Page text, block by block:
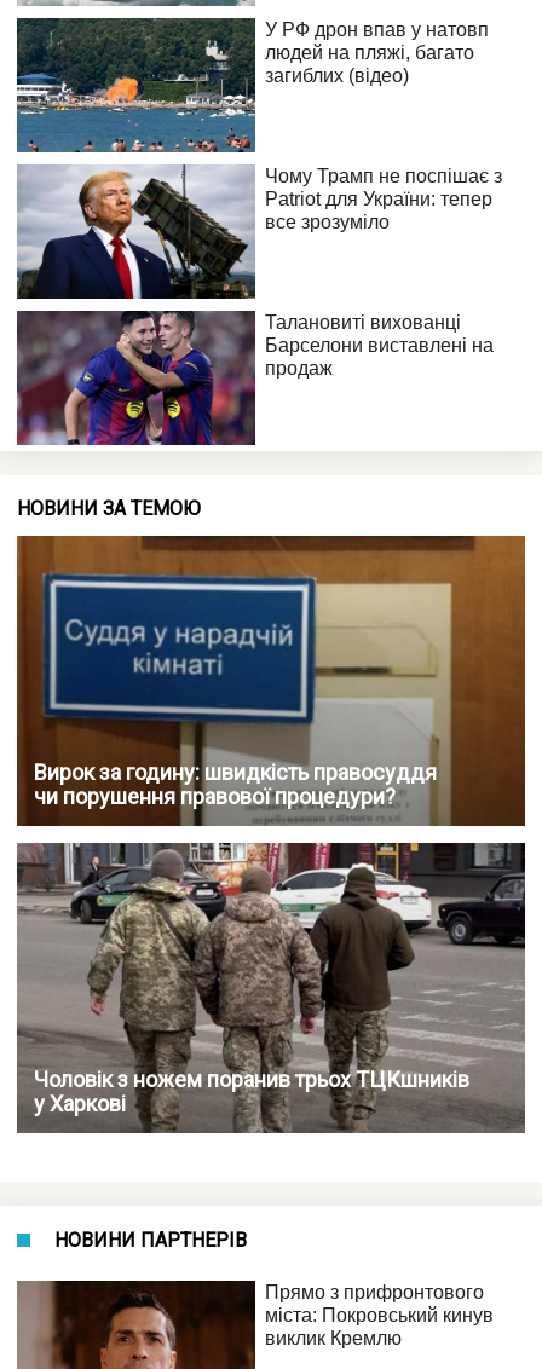
НОВИНИ ЗА ТЕМОЮ
Вирок за годину: швидкість правосуддя
чи порушення правової процедури?
Чоловік з ножем поранив трьох ТЦКшників
у Харкові
НОВИНИ ПАРТНЕРІВ